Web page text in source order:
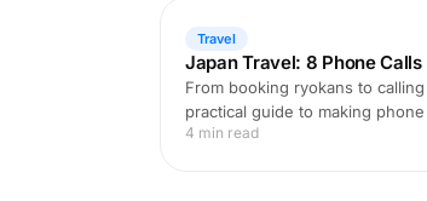
Travel
Japan Travel: 8 Phone
From booking ryokans to
practical guide to making
4 min read